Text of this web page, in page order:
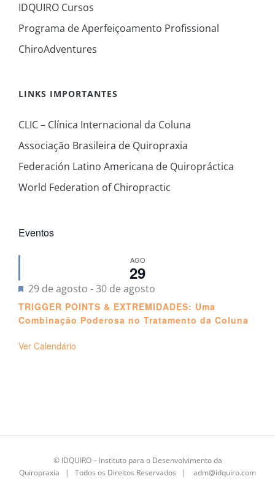
IDQUIRO Cursos
Programa de Aperfeiçoamento Profissional
ChiroAdventures
LINKS IMPORTANTES
CLIC – Clínica Internacional da Coluna
Associação Brasileira de Quiropraxia
Federación Latino Americana de Quiropráctica
World Federation of Chiropractic
Eventos
AGO
29
Destacado
29 de agosto -30 de agosto
TRIGGER POINTS & EXTREMIDADES: Uma
Combinação Poderosa no Tratamento da Coluna
Ver Calendário
© IDQUIRO– Instituto para o Desenvolvimento da
Quiropraxia | Todos os Direitos Reservados | adm@idquiro.com